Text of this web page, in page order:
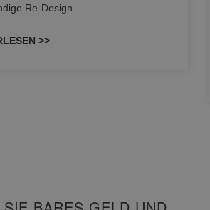
Re-Design…
>>